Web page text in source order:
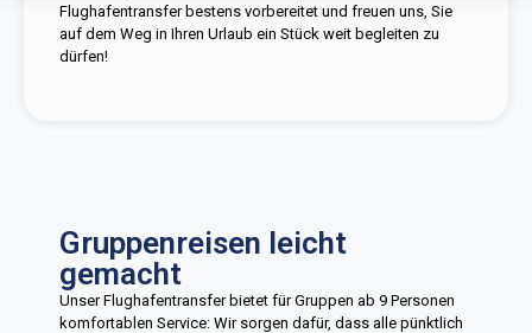
Flughafentransfer bestens vorbereitet und freuen uns, Sie
auf dem Weg in Ihren Urlaub ein Stück weit begleiten zu
dürfen!
Gruppenreisen leicht
gemacht
Unser Flughafentransfer bietet für Gruppen ab 9 Personen
komfortablen Service: Wir sorgen dafür, dass alle pünktlich